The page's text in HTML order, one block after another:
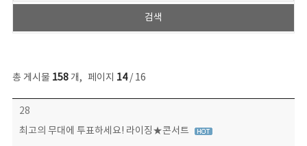
총 게시물 158개, 페이지 14/ 16
콘텐츠이슈 목록 - 번호, 제목, 작성자, 파일, 조회수, 작성일 정보 제공
28
최고의 무대에 투표하세요! 라이징★콘서트